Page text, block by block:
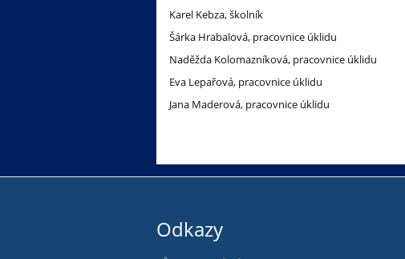
Karel Kebza, školník
Šárka Hrabalová, pracovnice úklidu
Naděžda Kolomazníková, pracovnice úklidu
Eva Lepařová, pracovnice úklidu
Jana Maderová, pracovnice úklidu
Odkazy